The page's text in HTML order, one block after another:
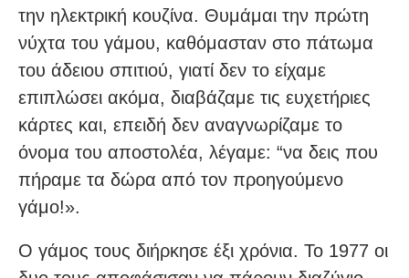
την ηλεκτρική κουζίνα. Θυμάμαι την πρώτη
νύχτα του γάμου, καθόμασταν στο πάτωμα
του άδειου σπιτιού, γιατί δεν το είχαμε
επιπλώσει ακόμα, διαβάζαμε τις ευχετήριες
κάρτες και, επειδή δεν αναγνωρίζαμε το
όνομα του αποστολέα, λέγαμε: “να δεις που
πήραμε τα δώρα από τον προηγούμενο
γάμο!».
Ο γάμος τους διήρκησε έξι χρόνια. Το 1977 οι